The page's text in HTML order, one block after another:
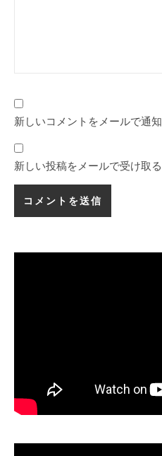
新しいコメントをメールで通知
新しい投稿をメールで受け取る